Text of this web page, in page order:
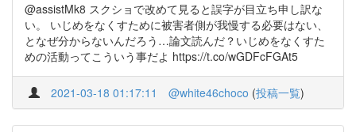
@assistMk8 スクショで改めて見ると誤字が目立ち申し訳な
い。 いじめをなくすために被害者側が我慢する必要はない、
となぜ分からないんだろう…論文読んだ？いじめをなくすた
めの活動ってこういう事だよ https://t.co/wGDFcFGAt5
2021-03-18 01:17:11 @white46choco (投稿一覧)